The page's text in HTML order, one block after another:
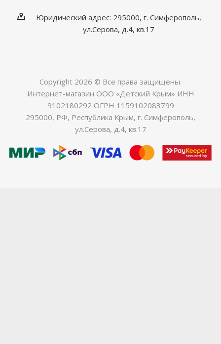
Юридический адрес: 295000, г. Симферополь,
ул.Серова, д.4, кв.17
Copyright 2026 © Все права защищены.
Интернет-магазин ООО «Детский Крым» ИНН
9102180292 ОГРН 1159102083799
295000, РФ, Республика Крым, г. Симферополь,
ул.Серова, д.4, кв.17